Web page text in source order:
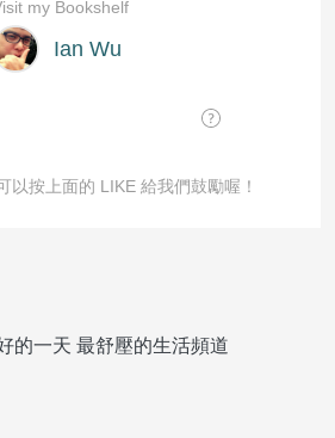
以按上面的 LIKE 給我們鼓勵喔！
的一天 最舒壓的生活頻道